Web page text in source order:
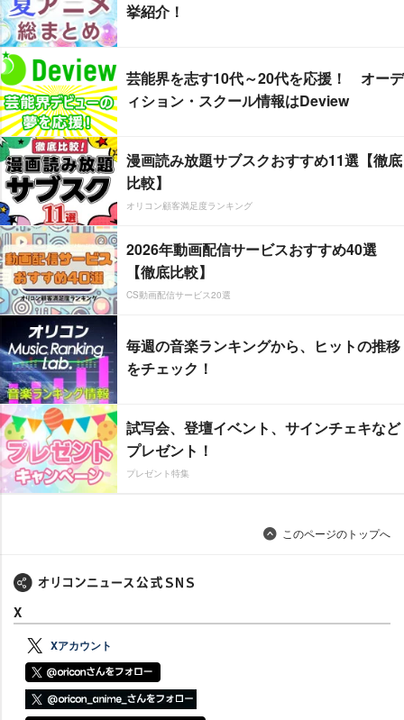
挙紹介！
芸能界を志す10代～20代を応援！ オーデ
ィション・スクール情報はDeview
漫画読み放題サブスクおすすめ11選【徹底
比較】
オリコン顧客満足度ランキング
2026年動画配信サービスおすすめ40選
【徹底比較】
CS動画配信サービス20選
毎週の音楽ランキングから、ヒットの推移
をチェック！
試写会、登壇イベント、サインチェキなど
プレゼント！
プレゼント特集
このページのトップへ
X
Xアカウント